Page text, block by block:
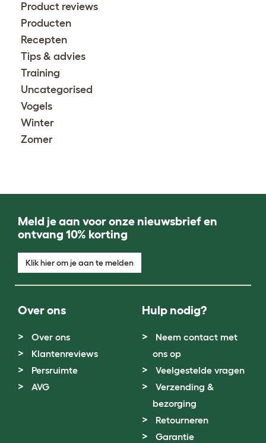
Product reviews
Producten
Recepten
Tips & advies
Training
Uncategorised
Vogels
Winter
Zomer
Meld je aan voor onze nieuwsbrief en
ontvang 10% korting
Klik hier om je aan te melden
Over ons
Over ons
Klantenreviews
Persruimte
AVG
Hulp nodig?
Neem contact met
ons op
Veelgestelde vragen
Verzending &
bezorging
Retourneren
Garantie